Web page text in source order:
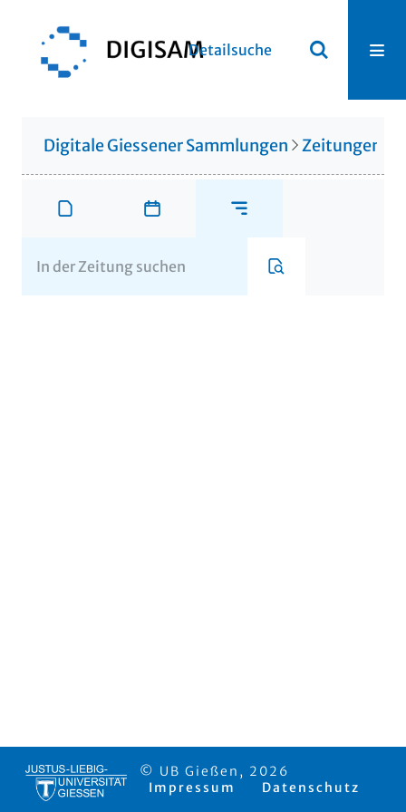
Detailsuche
Digitale Giessener Sammlungen Zeitungen
© UB Gießen, 2026
Impressum
Datenschutz